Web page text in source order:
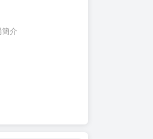
簡介